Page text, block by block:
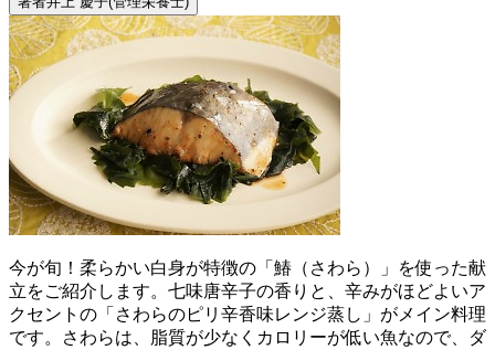
今が旬！柔らかい白身が特徴の「鰆（さわら）」を使った献
立をご紹介します。七味唐辛子の香りと、辛みがほどよいア
クセントの「さわらのピリ辛香味レンジ蒸し」がメイン料理
です。さわらは、脂質が少なくカロリーが低い魚なので、ダ